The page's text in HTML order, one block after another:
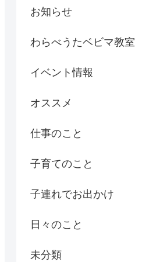
お知らせ
わらべうたベビマ教室
イベント情報
オススメ
仕事のこと
子育てのこと
子連れでお出かけ
日々のこと
未分類